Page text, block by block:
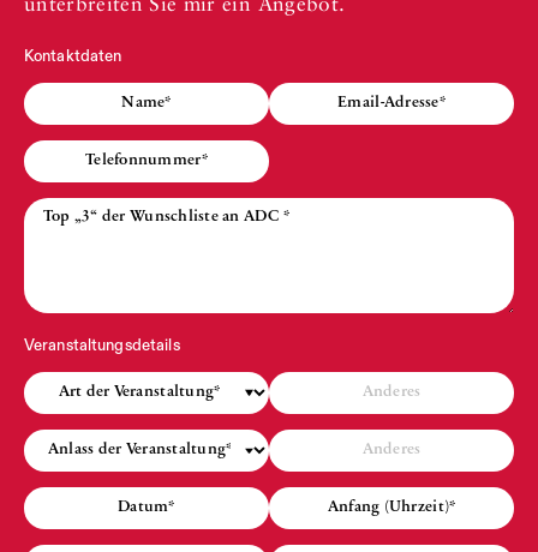
unterbreiten Sie mir ein Angebot.
Kontaktdaten
Veranstaltungsdetails